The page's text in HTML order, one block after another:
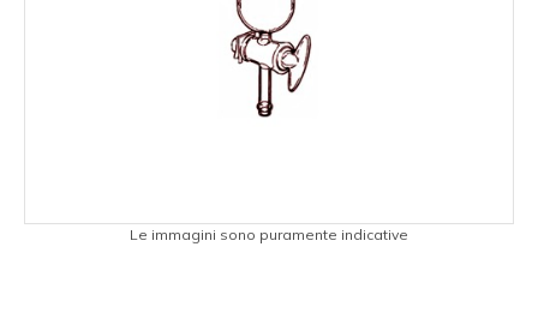
Le immagini sono puramente indicative